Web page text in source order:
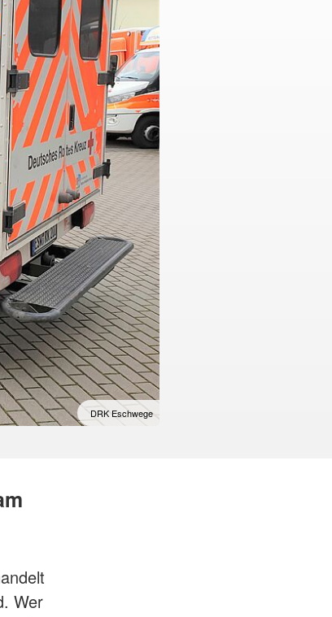
DRK Eschwege
Wer